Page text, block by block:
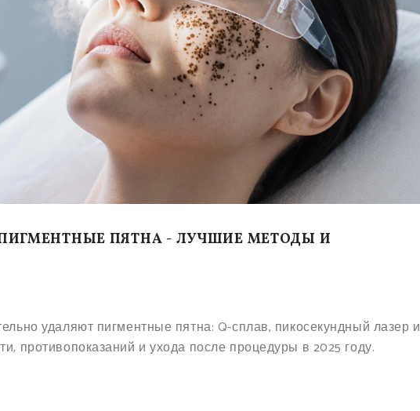
ПЯТНА - ЛУЧШИЕ МЕТОДЫ И
удаляют пигментные пятна: Q-сплав, пикосекундный лазер и
противопоказаний и ухода после процедуры в 2025 году.